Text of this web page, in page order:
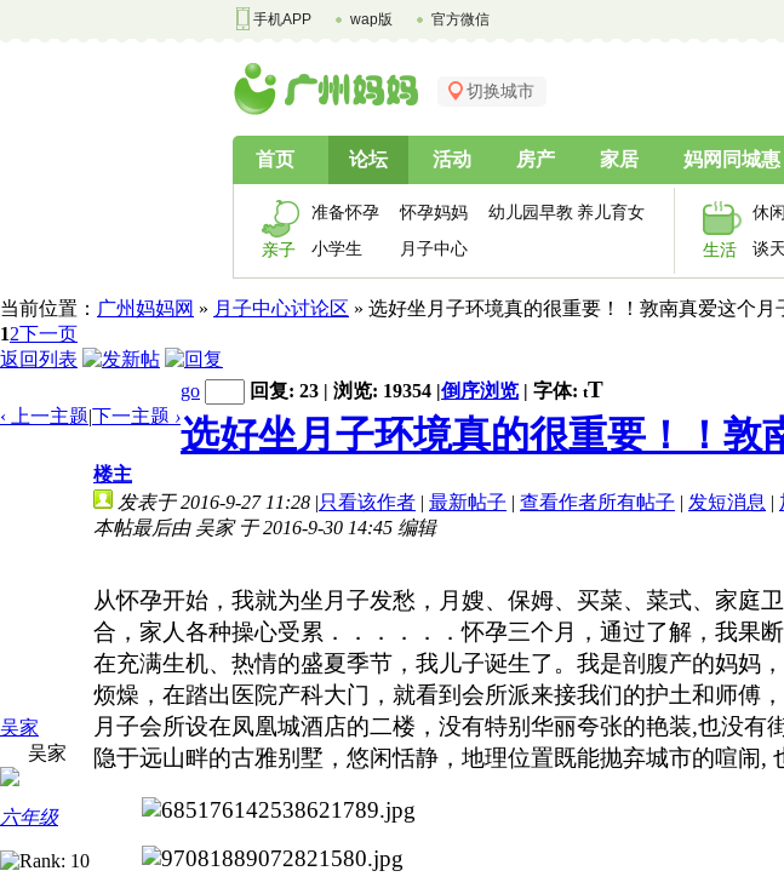
手机APP wap版 官方微信
切换城市
首页 论坛 活动 房产 家居 妈网同城惠
亲子
准备怀孕 怀孕妈妈 幼儿园早教 养儿育女
小学生
月子中心 生活
休
谈
当前位置： 广州妈妈网 » 月子中心讨论区 » 选好坐月子环境真的很重要！！敦南真爱这个月
12下一页
返回列表
‹ 上一主题|下一主题 ›
go 回复: 23 | 浏览: 19354 |倒序浏览 | 字体: tT
选好坐月子环境真的很重要！！敦
吴家
吴家
六年级
楼主
发表于 2016-9-27 11:28 |只看该作者 | 最新帖子 | 查看作者所有帖子 | 发短消息 |
本帖最后由 吴家 于 2016-9-30 14:45 编辑
从怀孕开始，我就为坐月子发愁，月嫂、保姆、买菜、菜式、家庭
合，家人各种操心受累．．．．．．怀孕三个月，通过了解，我果
在充满生机、热情的盛夏季节，我儿子诞生了。我是剖腹产的妈妈
烦燥，在踏出医院产科大门，就看到会所派来接我们的护土和师傅
月子会所设在凤凰城酒店的二楼，没有特别华丽夸张的艳装,也没
隐于远山畔的古雅别墅，悠闲恬静，地理位置既能抛弃城市的喧闹,